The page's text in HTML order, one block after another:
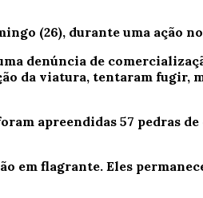
(26), durante uma ação
denúncia de
da viatura, tentaram fugir,
apreendidas 57 pedras
flagrante. Eles